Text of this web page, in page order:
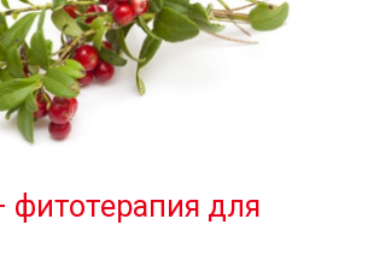
фитотерапия для